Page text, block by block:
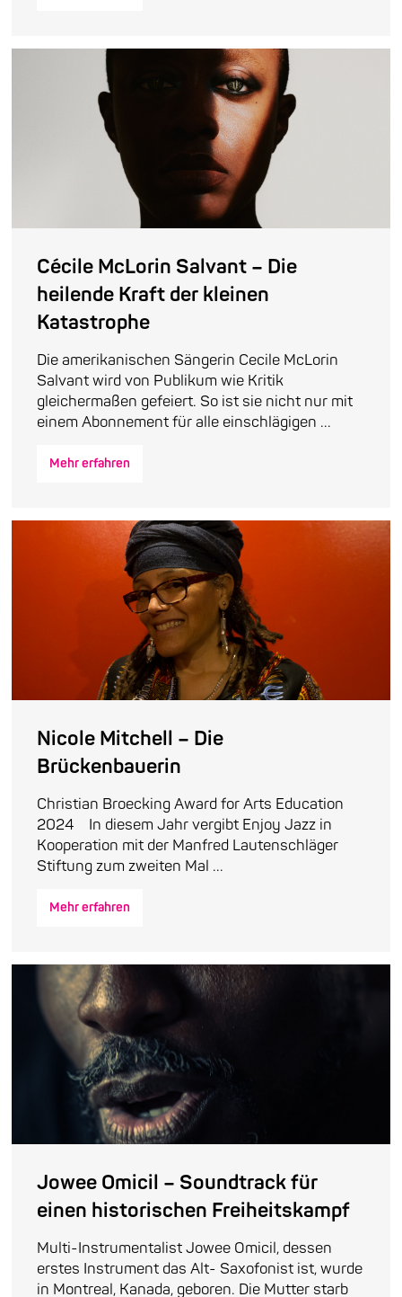
Cécile McLorin Salvant – Die
heilende Kraft der kleinen
Katastrophe
Die amerikanischen Sängerin Cecile McLorin
Salvant wird von Publikum wie Kritik
gleichermaßen gefeiert. So ist sie nicht nur mit
einem Abonnement für alle einschlägigen ...
Mehr erfahren
Nicole Mitchell – Die
Brückenbauerin
Christian Broecking Award for Arts Education
2024 In diesem Jahr vergibt Enjoy Jazz in
Kooperation mit der Manfred Lautenschläger
Stiftung zum zweiten Mal ...
Mehr erfahren
Jowee Omicil – Soundtrack für
einen historischen Freiheitskampf
Multi-Instrumentalist Jowee Omicil, dessen
erstes Instrument das Alt- Saxofonist ist, wurde
in Montreal, Kanada, geboren. Die Mutter starb